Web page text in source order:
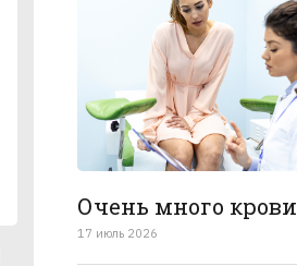
Очень много крови
17 июль 2026